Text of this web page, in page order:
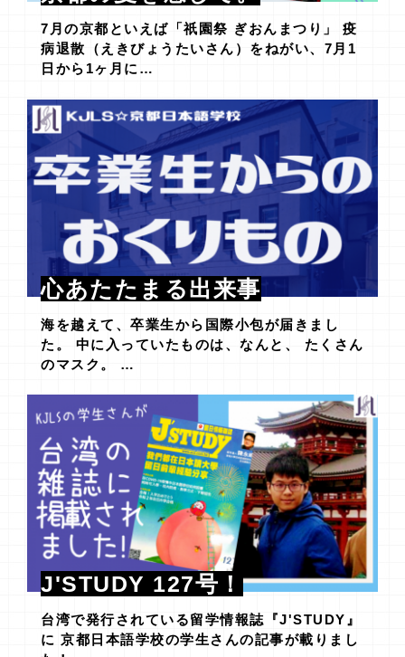
7月の京都といえば「祇園祭 ぎおんまつり」 疫
病退散（えきびょうたいさん）をねがい、7月1
日から1ヶ月に…
心あたたまる出来事
海を越えて、卒業生から国際小包が届きまし
た。 中に入っていたものは、なんと、 たくさん
のマスク。 …
J'STUDY 127号！
台湾で発行されている留学情報誌『J'STUDY』
に 京都日本語学校の学生さんの記事が載りまし